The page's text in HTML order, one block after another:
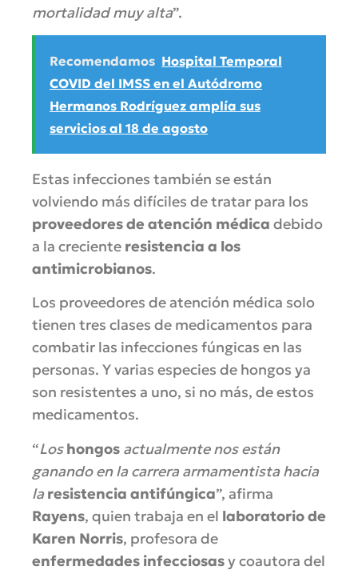
mortalidad muy alta”.
Recomendamos Hospital Temporal
COVID del IMSS en el Autódromo
Hermanos Rodríguez amplía sus
servicios al 18 de agosto
Estas infecciones también se están
volviendo más difíciles de tratar para los
proveedores de atención médica debido
a la creciente resistencia a los
antimicrobianos.
Los proveedores de atención médica solo
tienen tres clases de medicamentos para
combatir las infecciones fúngicas en las
personas. Y varias especies de hongos ya
son resistentes a uno, si no más, de estos
medicamentos.
“Loshongos actualmente nos están
ganando en la carrera armamentista hacia
laresistencia antifúngica”, afirma
Rayens, quien trabaja en el laboratorio de
Karen Norris, profesora de
enfermedades infecciosasy coautora del